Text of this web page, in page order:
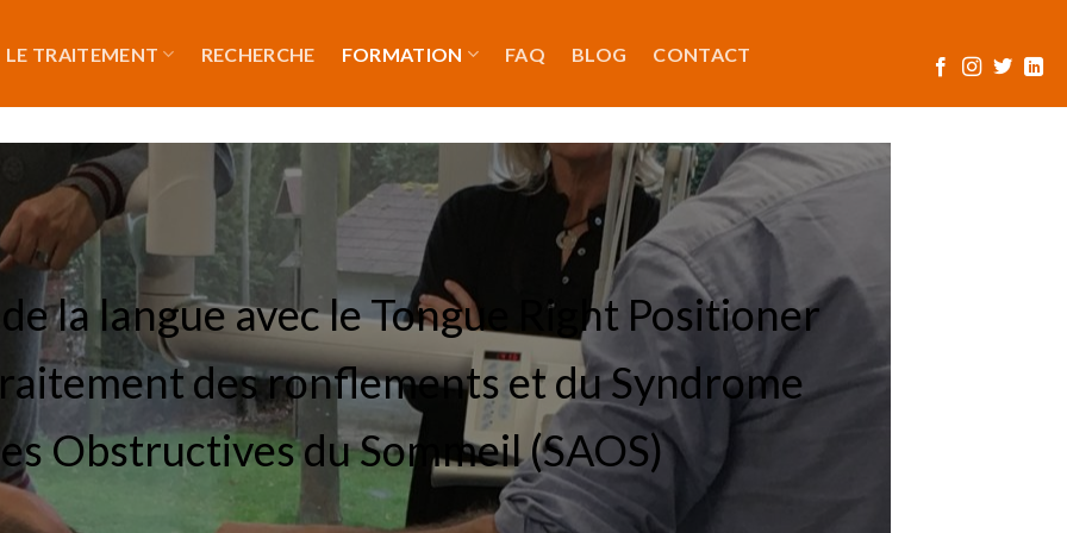
LE TRAITEMENT RECHERCHE FORMATION FAQ BLOG CONTACT
la langue avec le Tongue Right Positioner
des ronflements et du Syndrome
Obstructives du Sommeil (SAOS)